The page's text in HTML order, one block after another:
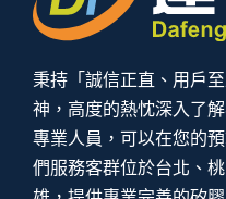
秉持「誠信正直、用戶
神，高度的熱忱深入了
專業人員，可以在您的
們服務客群位於台北、